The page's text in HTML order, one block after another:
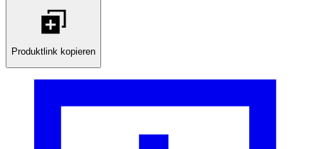
Produktlink kopieren